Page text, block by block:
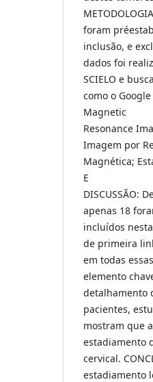
foram
inclusão, e
dados foi
SCIELO e
como o
Magnetic
Resonance
Imagem por
Magnética;
E
DISCUSSÃO:
apenas 18
incluídos
de primeira
em todas
elemento
detalhamento
pacientes,
mostram que
estadiamento
cervical.
estadiamento